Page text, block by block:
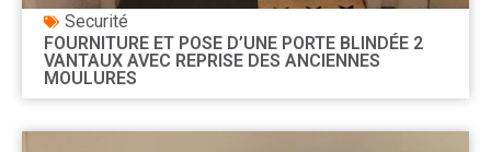
Securité
FOURNITURE ET POSE D’UNE PORTE BLINDÉE 2
VANTAUX AVEC REPRISE DES ANCIENNES
MOULURES